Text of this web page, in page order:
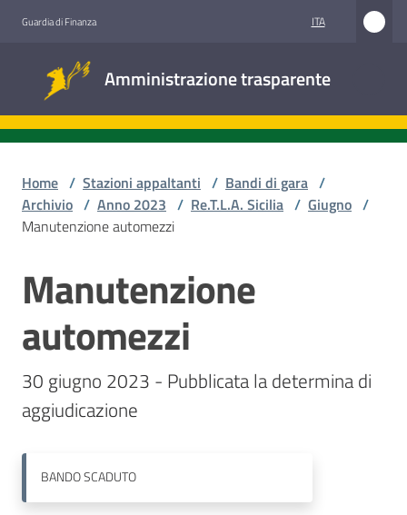
Guardia di Finanza ITA
Amministrazione trasparente
trasparente
Stazioni
appaltanti
Contatti
Home / Stazioni appaltanti / Bandi di gara /
Archivio / Anno 2023 / Re.T.L.A. Sicilia / Giugno /
Manutenzione automezzi
Salta al contenuto
Manutenzione
automezzi
30 giugno 2023 - Pubblicata la determina di
aggiudicazione
BANDOSCADUTO